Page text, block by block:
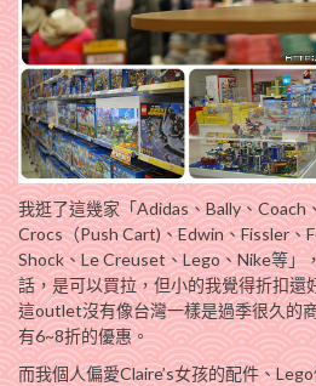
我逛了這幾家「Adidas、Bally、Coach
Crocs（Push Cart)、Edwin、Fissler、
Shock、Le Creuset、Lego、Nike等」
話，是可以買拉，但小的我覺得折扣還
這outlet沒有像台灣一樣是過季很久的
有6~8折的優惠。
而我個人偏愛Claire’s女孩的配件、